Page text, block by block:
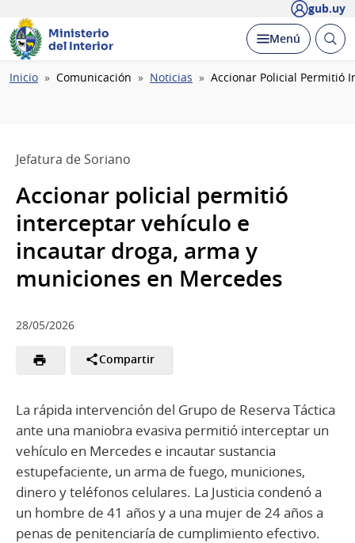
gub.uy
Ministerio
del Interior
Desplegar
Menú Abrir
Ruta
Inicio Comunicación Noticias Accionar Policial Permitió
Jefatura de Soriano
Accionar policial permitió
interceptar vehículo e
incautar droga, arma y
municiones en Mercedes
28/05/2026
Compartir
La rápida intervención del Grupo de Reserva Táctica
ante una maniobra evasiva permitió interceptar un
vehículo en Mercedes e incautar sustancia
estupefaciente, un arma de fuego, municiones,
dinero y teléfonos celulares. La Justicia condenó a
un hombre de 41 años y a una mujer de 24 años a
penas de penitenciaría de cumplimiento efectivo.